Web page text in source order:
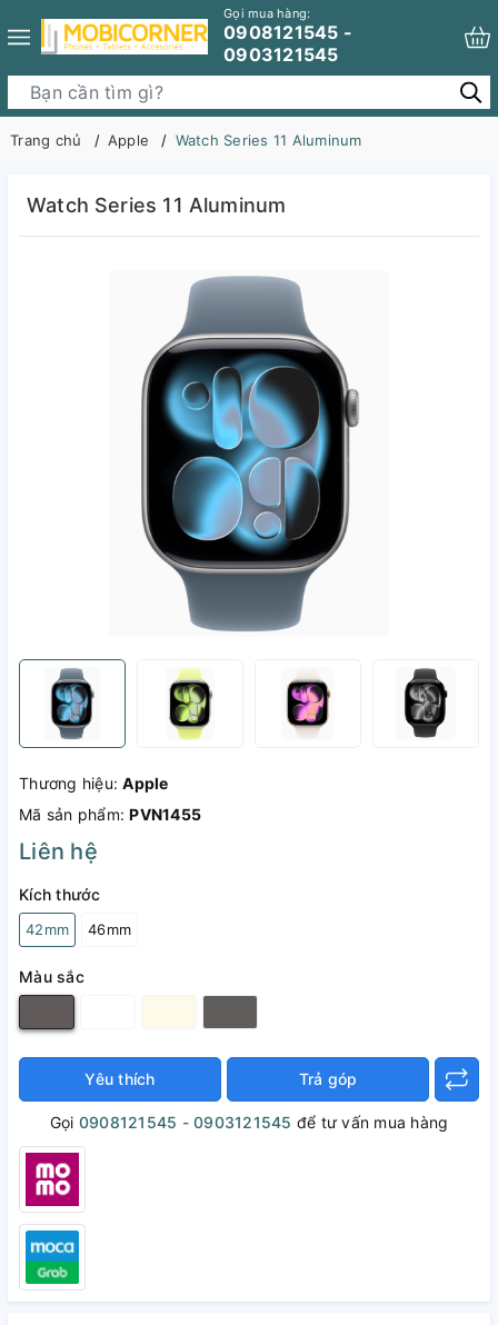
Gọi mua hàng:
0908121545 -
0903121545
Trang chủ Apple Watch Series 11 Aluminum
Watch Series 11 Aluminum
Thương hiệu:Apple
Mã sản phẩm:PVN1455
Liên hệ
Kích thước
42mm 46mm
Màu sắc
Yêu thích Trả góp
Gọi 0908121545 - 0903121545 để tư vấn mua hàng